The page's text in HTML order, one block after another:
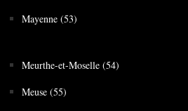
Mayenne (53)
Meurthe-et-Moselle (54)
Meuse (55)